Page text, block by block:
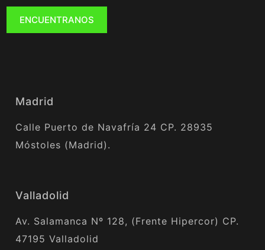
ENCUENTRANOS
Madrid
Calle Puerto de Navafría 24 CP. 28935
Móstoles (Madrid).
Valladolid
Av. Salamanca Nº 128, (Frente Hipercor) CP.
47195 Valladolid